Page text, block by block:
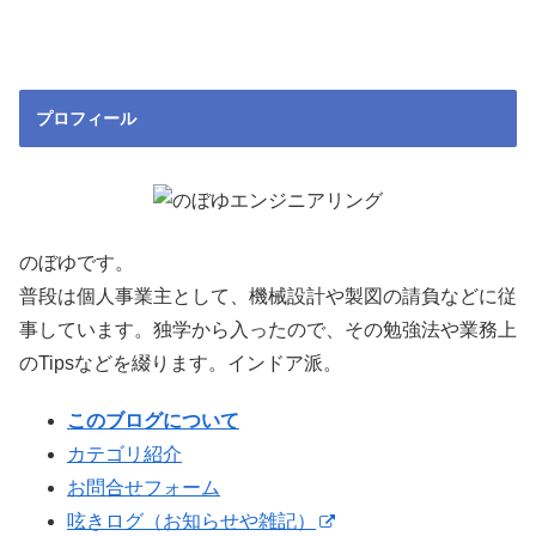
プロフィール
のぼゆです。
普段は個人事業主として、機械設計や製図の請負などに従
事しています。独学から入ったので、その勉強法や業務上
のTipsなどを綴ります。インドア派。
このブログについて
カテゴリ紹介
お問合せフォーム
呟きログ（お知らせや雑記）